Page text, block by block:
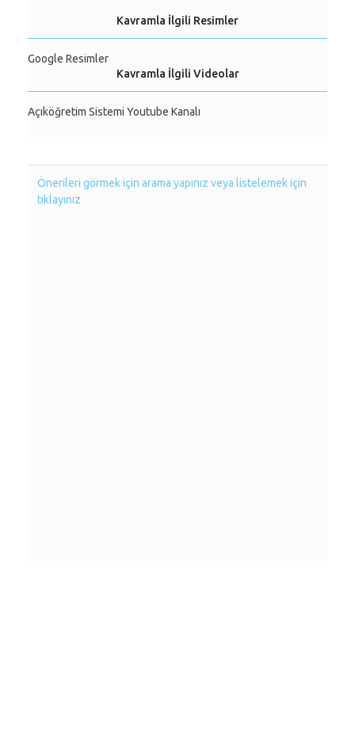
Kavramla İlgili Resimler
Google Resimler
Kavramla İlgili Videolar
Açıköğretim Sistemi Youtube Kanalı
Önerileri görmek için arama yapınız veya listelemek için
tıklayınız